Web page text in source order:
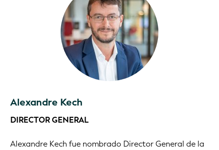
Alexandre Kech
DIRECTOR GENERAL
Alexandre Kech fue nombrado Director General de la